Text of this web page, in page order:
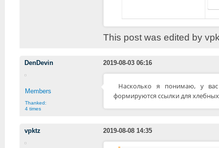
This post was edited by
DenDevin 2019-08-03 06:16
Members
Thanked:
4 times
Насколько я понимаю, у
формируются ссылки для
vpktz 2019-08-08 14:35